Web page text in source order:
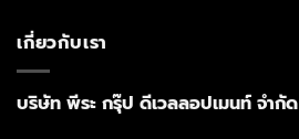
เกี่ยวกับเรา
บริษัท พีระ กรุ๊ป ดีเวลลอปเมนท์ จำกัด